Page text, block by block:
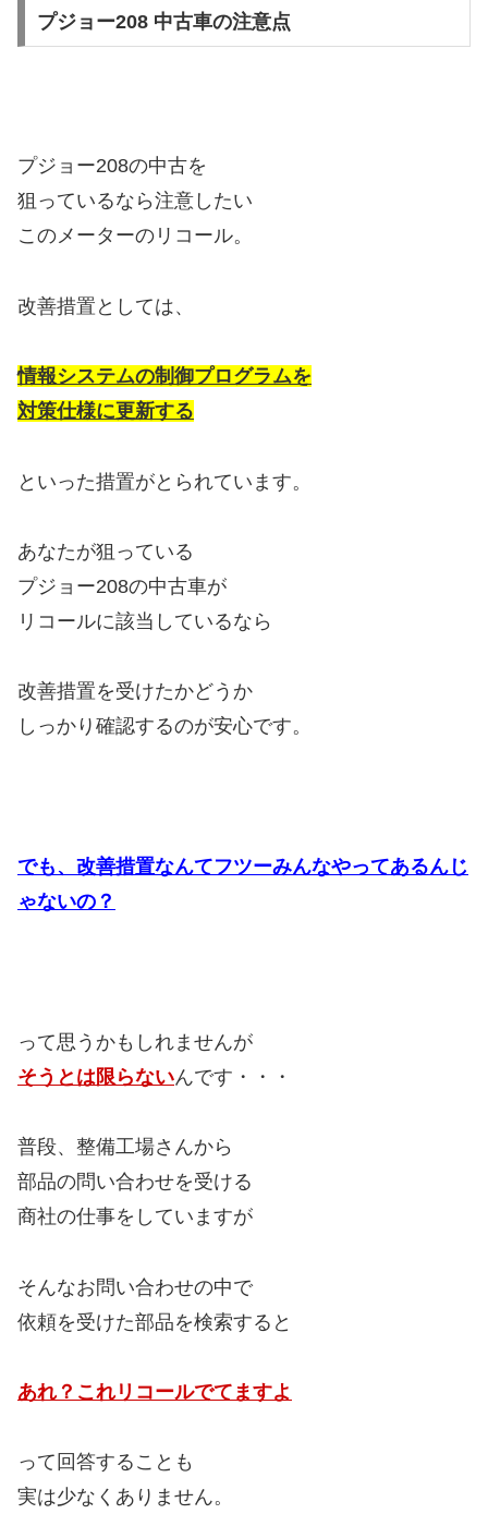
プジョー208 中古車の注意点
プジョー208の中古を
狙っているなら注意したい
このメーターのリコール。
改善措置としては、
情報システムの制御プログラムを
対策仕様に更新する
といった措置がとられています。
あなたが狙っている
プジョー208の中古車が
リコールに該当しているなら
改善措置を受けたかどうか
しっかり確認するのが安心です。
でも、改善措置なんてフツーみんなやってあるんじ
ゃないの？
って思うかもしれませんが
そうとは限らないんです・・・
普段、整備工場さんから
部品の問い合わせを受ける
商社の仕事をしていますが
そんなお問い合わせの中で
依頼を受けた部品を検索すると
あれ？これリコールでてますよ
って回答することも
実は少なくありません。